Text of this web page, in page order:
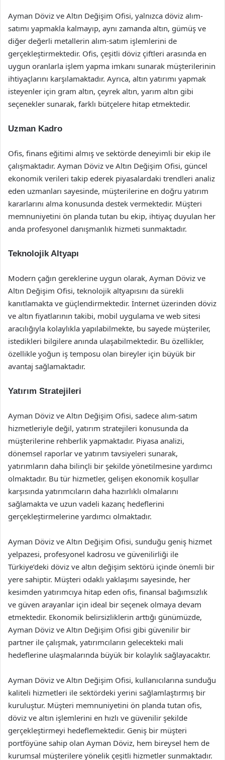
Ayman Döviz ve Altın Değişim Ofisi, yalnızca döviz alım-
satımı yapmakla kalmayıp, aynı zamanda altın, gümüş ve
diğer değerli metallerin alım-satım işlemlerini de
gerçekleştirmektedir. Ofis, çeşitli döviz çiftleri arasında en
uygun oranlarla işlem yapma imkanı sunarak müşterilerinin
ihtiyaçlarını karşılamaktadır. Ayrıca, altın yatırımı yapmak
isteyenler için gram altın, çeyrek altın, yarım altın gibi
seçenekler sunarak, farklı bütçelere hitap etmektedir.
Uzman Kadro
Ofis, finans eğitimi almış ve sektörde deneyimli bir ekip ile
çalışmaktadır. Ayman Döviz ve Altın Değişim Ofisi, güncel
ekonomik verileri takip ederek piyasalardaki trendleri analiz
eden uzmanları sayesinde, müşterilerine en doğru yatırım
kararlarını alma konusunda destek vermektedir. Müşteri
memnuniyetini ön planda tutan bu ekip, ihtiyaç duyulan her
anda profesyonel danışmanlık hizmeti sunmaktadır.
Teknolojik Altyapı
Modern çağın gereklerine uygun olarak, Ayman Döviz ve
Altın Değişim Ofisi, teknolojik altyapısını da sürekli
kanıtlamakta ve güçlendirmektedir. İnternet üzerinden döviz
ve altın fiyatlarının takibi, mobil uygulama ve web sitesi
aracılığıyla kolaylıkla yapılabilmekte, bu sayede müşteriler,
istedikleri bilgilere anında ulaşabilmektedir. Bu özellikler,
özellikle yoğun iş temposu olan bireyler için büyük bir
avantaj sağlamaktadır.
Yatırım Stratejileri
Ayman Döviz ve Altın Değişim Ofisi, sadece alım-satım
hizmetleriyle değil, yatırım stratejileri konusunda da
müşterilerine rehberlik yapmaktadır. Piyasa analizi,
dönemsel raporlar ve yatırım tavsiyeleri sunarak,
yatırımların daha bilinçli bir şekilde yönetilmesine yardımcı
olmaktadır. Bu tür hizmetler, gelişen ekonomik koşullar
karşısında yatırımcıların daha hazırlıklı olmalarını
sağlamakta ve uzun vadeli kazanç hedeflerini
gerçekleştirmelerine yardımcı olmaktadır.
Ayman Döviz ve Altın Değişim Ofisi, sunduğu geniş hizmet
yelpazesi, profesyonel kadrosu ve güvenilirliği ile
Türkiye’deki döviz ve altın değişim sektörü içinde önemli bir
yere sahiptir. Müşteri odaklı yaklaşımı sayesinde, her
kesimden yatırımcıya hitap eden ofis, finansal bağımsızlık
ve güven arayanlar için ideal bir seçenek olmaya devam
etmektedir. Ekonomik belirsizliklerin arttığı günümüzde,
Ayman Döviz ve Altın Değişim Ofisi gibi güvenilir bir
partner ile çalışmak, yatırımcıların gelecekteki mali
hedeflerine ulaşmalarında büyük bir kolaylık sağlayacaktır.
Ayman Döviz ve Altın Değişim Ofisi, kullanıcılarına sunduğu
kaliteli hizmetleri ile sektördeki yerini sağlamlaştırmış bir
kuruluştur. Müşteri memnuniyetini ön planda tutan ofis,
döviz ve altın işlemlerini en hızlı ve güvenilir şekilde
gerçekleştirmeyi hedeflemektedir. Geniş bir müşteri
portföyüne sahip olan Ayman Döviz, hem bireysel hem de
kurumsal müşterilere yönelik çeşitli hizmetler sunmaktadır.